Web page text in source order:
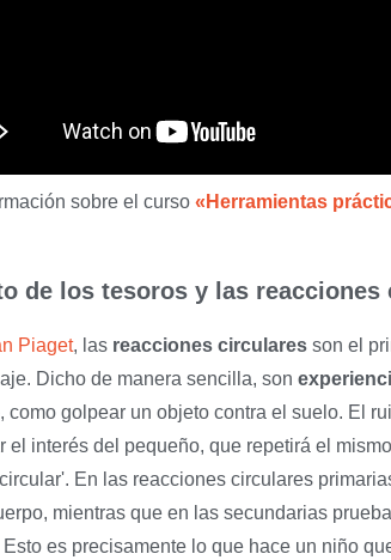
sobre el curso «Herramientas
de los tesoros y las
Piaget, las reacciones circulares son el
Dicho de manera sencilla, son
como golpear un objeto contra el suelo. El
el interés del pequeño, que repetirá el
En las reacciones circulares
mientras que en las secundarias
Esto es precisamente lo que hace un niño